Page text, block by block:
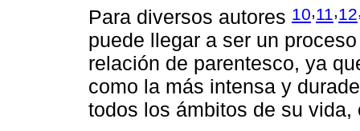
Para diversos autores 10,11 ,12
puede llegar a ser un
relación de parentesco, ya
como la más intensa y
todos los ámbitos de su